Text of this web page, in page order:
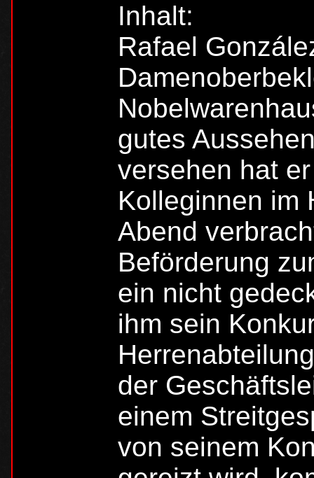
Inhalt:
Rafael
gutes
versehen hat
Kolleginnen im
Abend
Beförderung
ein nicht
ihm sein
der
einem
von seinem